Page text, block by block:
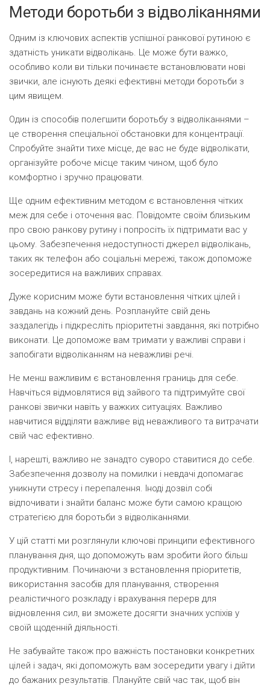
Методи боротьби з відволіканнями
Одним із ключових аспектів успішної ранкової рутиною є
здатність уникати відволікань. Це може бути важко,
особливо коли ви тільки починаєте встановлювати нові
звички, але існують деякі ефективні методи боротьби з
цим явищем.
Один із способів полегшити боротьбу з відволіканнями –
це створення спеціальної обстановки для концентрації.
Спробуйте знайти тихе місце, де вас не буде відволікати,
організуйте робоче місце таким чином, щоб було
комфортно і зручно працювати.
Ще одним ефективним методом є встановлення чітких
меж для себе і оточення вас. Повідомте своїм близьким
про свою ранкову рутину і попросіть їх підтримати вас у
цьому. Забезпечення недоступності джерел відволікань,
таких як телефон або соціальні мережі, також допоможе
зосередитися на важливих справах.
Дуже корисним може бути встановлення чітких цілей і
завдань на кожний день. Розплануйте свій день
заздалегідь і підкресліть пріоритетні завдання, які потрібно
виконати. Це допоможе вам тримати у важливі справи і
запобігати відволіканням на неважливі речі.
Не менш важливим є встановлення границь для себе.
Навчіться відмовлятися від зайвого та підтримуйте свої
ранкові звички навіть у важких ситуаціях. Важливо
навчитися відділяти важливе від неважливого та витрачати
свій час ефективно.
І, нарешті, важливо не занадто суворо ставитися до себе.
Забезпечення дозволу на помилки і невдачі допомагає
уникнути стресу і перепалення. Іноді дозвіл собі
відпочивати і знайти баланс може бути самою кращою
стратегією для боротьби з відволіканнями.
У цій статті ми розглянули ключові принципи ефективного
планування дня, що допоможуть вам зробити його більш
продуктивним. Починаючи з встановлення пріоритетів,
використання засобів для планування, створення
реалістичного розкладу і врахування перерв для
відновлення сил, ви зможете досягти значних успіхів у
своїй щоденній діяльності.
Не забувайте також про важність постановки конкретних
цілей і задач, які допоможуть вам зосередити увагу і дійти
до бажаних результатів. Плануйте свій час так, щоб він